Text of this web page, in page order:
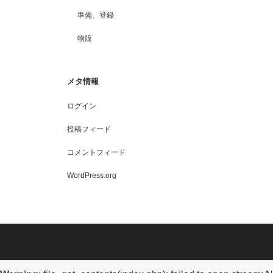
準備、登録
物販
メタ情報
ログイン
投稿フィード
コメントフィード
WordPress.org